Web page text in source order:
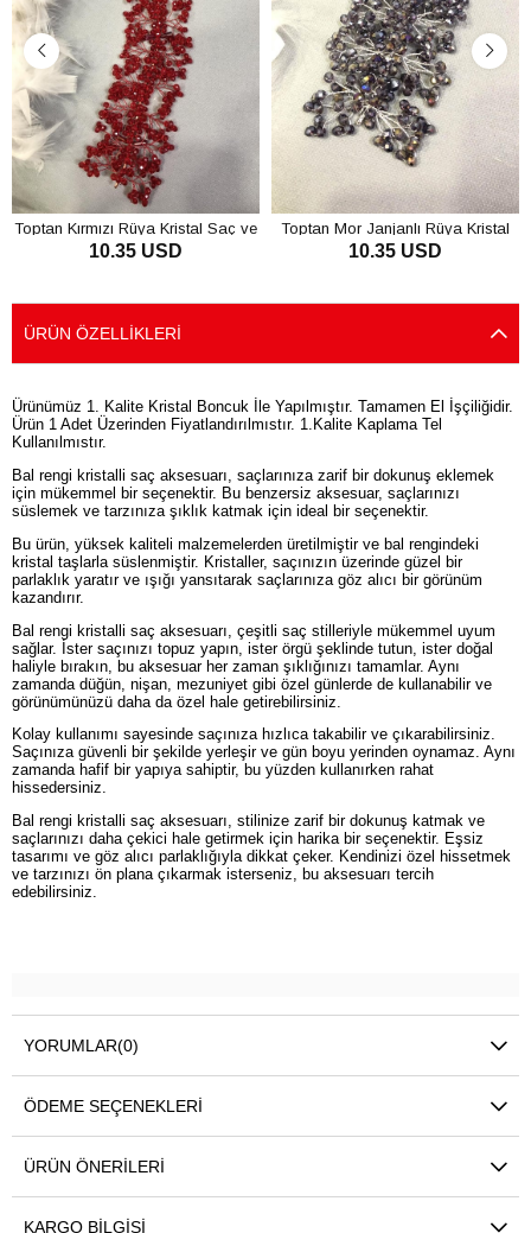
Toptan Kırmızı Rüya Kristal Saç ve
Türban Aksesuarı
10.35 USD
Toptan Mor Janjanlı Rüya Kristal
Saç ve Türban Aksesuarı
10.35 USD
ÜRÜN ÖZELLIKLERI
Ürünümüz 1. Kalite Kristal Boncuk İle Yapılmıştır. Tamamen El İşçiliğidir.
Ürün 1 Adet Üzerinden Fiyatlandırılmıstır. 1.Kalite Kaplama Tel
Kullanılmıstır.
Bal rengi kristalli saç aksesuarı, saçlarınıza zarif bir dokunuş eklemek
için mükemmel bir seçenektir. Bu benzersiz aksesuar, saçlarınızı
süslemek ve tarzınıza şıklık katmak için ideal bir seçenektir.
Bu ürün, yüksek kaliteli malzemelerden üretilmiştir ve bal rengindeki
kristal taşlarla süslenmiştir. Kristaller, saçınızın üzerinde güzel bir
parlaklık yaratır ve ışığı yansıtarak saçlarınıza göz alıcı bir görünüm
kazandırır.
Bal rengi kristalli saç aksesuarı, çeşitli saç stilleriyle mükemmel uyum
sağlar. İster saçınızı topuz yapın, ister örgü şeklinde tutun, ister doğal
haliyle bırakın, bu aksesuar her zaman şıklığınızı tamamlar. Aynı
zamanda düğün, nişan, mezuniyet gibi özel günlerde de kullanabilir ve
görünümünüzü daha da özel hale getirebilirsiniz.
Kolay kullanımı sayesinde saçınıza hızlıca takabilir ve çıkarabilirsiniz.
Saçınıza güvenli bir şekilde yerleşir ve gün boyu yerinden oynamaz. Aynı
zamanda hafif bir yapıya sahiptir, bu yüzden kullanırken rahat
hissedersiniz.
Bal rengi kristalli saç aksesuarı, stilinize zarif bir dokunuş katmak ve
saçlarınızı daha çekici hale getirmek için harika bir seçenektir. Eşsiz
tasarımı ve göz alıcı parlaklığıyla dikkat çeker. Kendinizi özel hissetmek
ve tarzınızı ön plana çıkarmak isterseniz, bu aksesuarı tercih
edebilirsiniz.
YORUMLAR(0)
ÖDEME SEÇENEKLERI
ÜRÜN ÖNERILERI
KARGO BILGISI